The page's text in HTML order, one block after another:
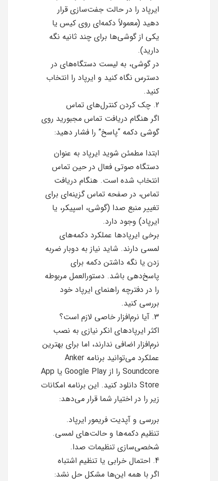
ایرپاد را در حالت جفت‌سازی قرار
دهید (معمولاً دکمه‌ای روی کیس یا
یکی از گوشی‌ها برای چند ثانیه نگه
دارید).
در گوشی، به لیست دستگاه‌های در
دسترس نگاه کنید و ایرپاد را انتخاب
کنید.
2. چک کردن کنترل‌های تماس
اگر هنگام دریافت تماس مجبورید روی
گوشی دکمه “پاسخ” را فشار دهید:
ابتدا مطمئن شوید ایرپاد به عنوان
دستگاه صوتی فعال در حین تماس
انتخاب شده است. هنگام دریافت
تماس، در صفحه تماس گزینه‌ای برای
تغییر منبع صدا (گوشی، اسپیکر، یا
ایرپاد) وجود دارد.
برخی ایرپادها عملکرد دکمه‌های
لمسی دارند. شاید نیاز به دوبار ضربه
زدن یا نگه داشتن دکمه برای
پاسخ‌دهی باشد. دستورالعمل مربوطه
را در دفترچه راهنمای ایرپاد خود
بررسی کنید.
3. آیا نرم‌افزار خاصی لازم است؟
اکثر ایرپادهای انکر نیازی به نصب
نرم‌افزار اضافی ندارند، اما برای بهترین
عملکرد می‌توانید برنامه Anker
Soundcore را از Google Play یا App
Store دانلود کنید. این برنامه امکانات
زیر را در اختیار شما قرار می‌دهد:
بررسی و آپدیت فریمور ایرپاد.
تنظیم دکمه‌ها و حالت‌های لمسی.
شخصی‌سازی تنظیمات صدا.
4. احتمال خرابی یا تنظیم اشتباه
اگر با همه این‌ها مشکل حل نشد: